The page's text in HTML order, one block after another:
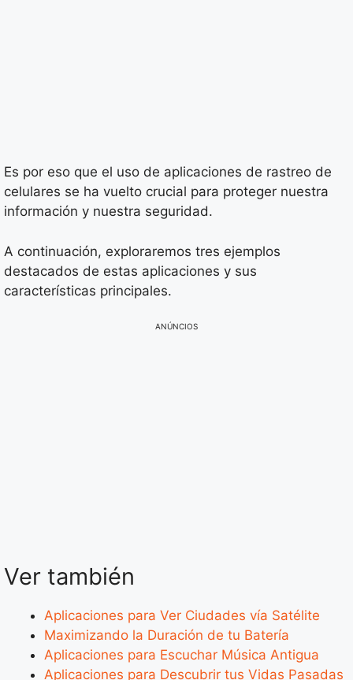
Es por eso que el uso de aplicaciones de rastreo de
celulares se ha vuelto crucial para proteger nuestra
información y nuestra seguridad.
A continuación, exploraremos tres ejemplos
destacados de estas aplicaciones y sus
características principales.
ANÚNCIOS
Ver también
Aplicaciones para Ver Ciudades vía Satélite
Maximizando la Duración de tu Batería
Aplicaciones para Escuchar Música Antigua
Aplicaciones para Descubrir tus Vidas Pasadas